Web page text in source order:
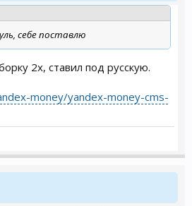
себе поставлю
2x, ставил под русскую.
money/yandex-money-cms-